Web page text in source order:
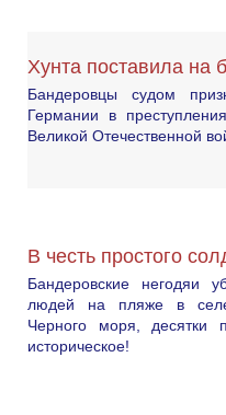
Хунта поставила на
Бандеровцы судом
Германии в
Великой Отечественной
В честь простого
Бандеровские негодяи
людей на пляже в
Черного моря, десятки
историческое!